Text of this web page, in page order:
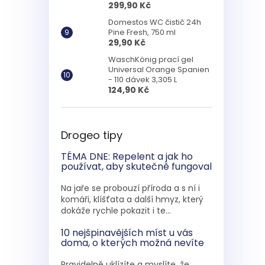
299,90 Kč
Domestos WC čistič 24h
Pine Fresh, 750 ml
29,90 Kč
WaschKönig prací gel
Universal Orange Spanien
- 110 dávek 3,305 L
124,90 Kč
Drogeo tipy
TÉMA DNE: Repelent a jak ho
používat, aby skutečně fungoval
Na jaře se probouzí příroda a s ní i
komáři, klíšťata a další hmyz, který
dokáže rychle pokazit i te...
10 nejšpinavějších míst u vás
doma, o kterých možná nevíte